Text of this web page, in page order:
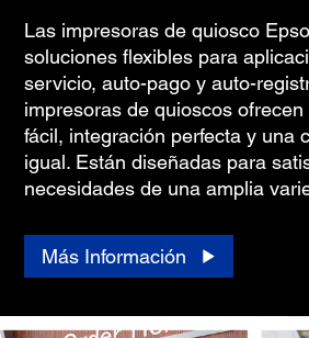
Las impresoras de quiosco
soluciones flexibles para
servicio, auto-pago y auto-
impresoras de quioscos
fácil, integración perfecta y una
igual. Están diseñadas para
necesidades de una amplia
Más Información